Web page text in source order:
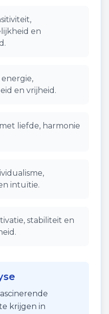
en
en vrijheid.
liefde, harmonie
intuïtie.
stabiliteit en
krijgen in